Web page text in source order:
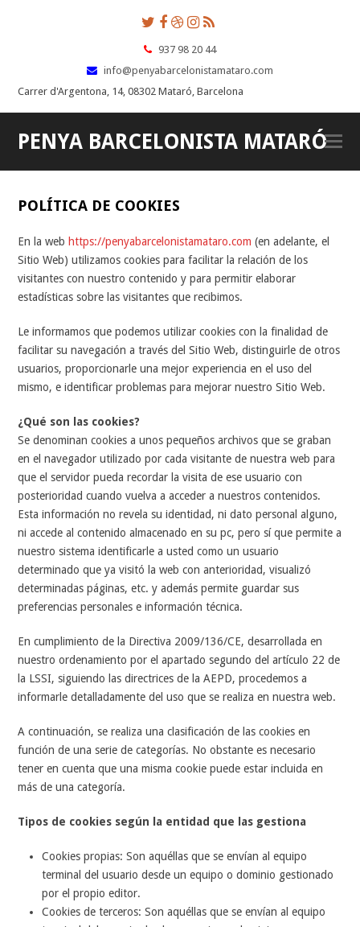
Twitter
Facebook
Dribbble
Instagram
937 98 20 44
info@penyabarcelonistamataro.com
Carrer d'Argentona, 14, 08302 Mataró, Barcelona
PENYA BARCELONISTA MATARÓ
POLÍTICA DE COOKIES
En la web https://penyabarcelonistamataro.com (en adelante, el
Sitio Web) utilizamos cookies para facilitar la relación de los
visitantes con nuestro contenido y para permitir elaborar
estadísticas sobre las visitantes que recibimos.
Le informamos que podemos utilizar cookies con la finalidad de
facilitar su navegación a través del Sitio Web, distinguirle de otros
usuarios, proporcionarle una mejor experiencia en el uso del
mismo, e identificar problemas para mejorar nuestro Sitio Web.
¿Qué son las cookies?
Se denominan cookies a unos pequeños archivos que se graban
en el navegador utilizado por cada visitante de nuestra web para
que el servidor pueda recordar la visita de ese usuario con
posterioridad cuando vuelva a acceder a nuestros contenidos.
Esta información no revela su identidad, ni dato personal alguno,
ni accede al contenido almacenado en su pc, pero sí que permite a
nuestro sistema identificarle a usted como un usuario
determinado que ya visitó la web con anterioridad, visualizó
determinadas páginas, etc. y además permite guardar sus
preferencias personales e información técnica.
En cumplimiento de la Directiva 2009/136/CE, desarrollada en
nuestro ordenamiento por el apartado segundo del artículo 22 de
la LSSI, siguiendo las directrices de la AEPD, procedemos a
informarle detalladamente del uso que se realiza en nuestra web.
A continuación, se realiza una clasificación de las cookies en
función de una serie de categorías. No obstante es necesario
tener en cuenta que una misma cookie puede estar incluida en
más de una categoría.
Tipos de cookies según la entidad que las gestiona
Cookies propias: Son aquéllas que se envían al equipo
terminal del usuario desde un equipo o dominio gestionado
por el propio editor.
Cookies de terceros: Son aquéllas que se envían al equipo